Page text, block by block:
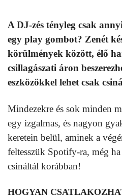
A DJ-zés tényleg csak
egy play gombot? Zenét
körülmények között, élő
csillagászati ​​áron
eszközökkel lehet csak
Mindezekre és sok minden
egy izgalmas, és nagyon
keretein belül, aminek a
feltesszük Spotify-ra, még
csináltál korábban!
HOGYAN